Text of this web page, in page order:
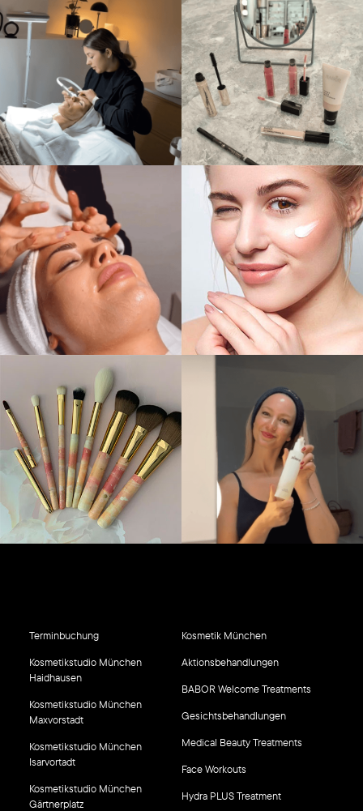
Terminbuchung
Kosmetikstudio München
Haidhausen
Kosmetikstudio München
Maxvorstadt
Kosmetikstudio München
Isarvortadt
Kosmetikstudio München
Gärtnerplatz
Kosmetik München
Aktionsbehandlungen
BABOR Welcome Treatments
Gesichtsbehandlungen
Medical Beauty Treatments
Face Workouts
Hydra PLUS Treatment